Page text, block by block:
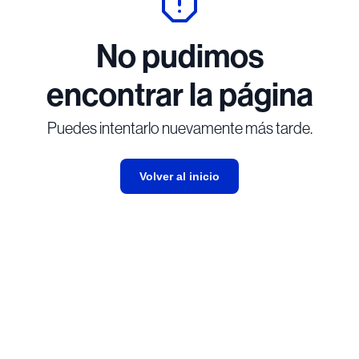
No pudimos
encontrar la página
Puedes intentarlo nuevamente más tarde.
Volver al inicio